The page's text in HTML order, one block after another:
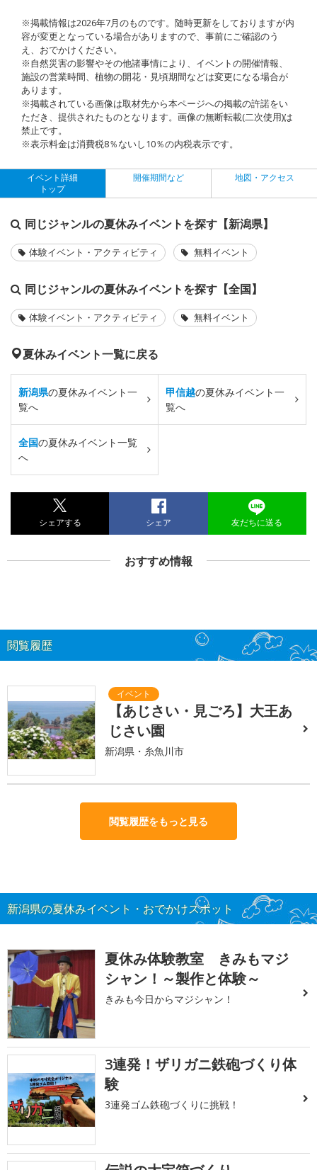
※掲載情報は2026年7月のものです。随時更新をしておりますが内
容が変更となっている場合がありますので、事前にご確認のう
え、おでかけください。
※自然災害の影響やその他諸事情により、イベントの開催情報、
施設の営業時間、植物の開花・見頃期間などは変更になる場合が
あります。
※掲載されている画像は取材先から本ページへの掲載の許諾をい
ただき、提供されたものとなります。画像の無断転載(二次使用)は
禁止です。
※表示料金は消費税8％ないし10％の内税表示です。
イベント詳細
トップ
開催期間など 地図・アクセス
同じジャンルの夏休みイベントを探す【新潟県】
体験イベント・アクティビティ 無料イベント
同じジャンルの夏休みイベントを探す【全国】
体験イベント・アクティビティ 無料イベント
夏休みイベント一覧に戻る
新潟県の夏休みイベント一
覧へ
甲信越の夏休みイベント一
覧へ
全国の夏休みイベント一覧
へ
シェアする シェア 友だちに送る
おすすめ情報
閲覧履歴
【あじさい・見ごろ】大王あ
じさい園
新潟県・糸魚川市
閲覧履歴をもっと見る
新潟県の夏休みイベント・おでかけスポット
夏休み体験教室 きみもマジ
シャン！～製作と体験～
きみも今日からマジシャン！
3連発！ザリガニ鉄砲づくり体
験
3連発ゴム鉄砲づくりに挑戦！